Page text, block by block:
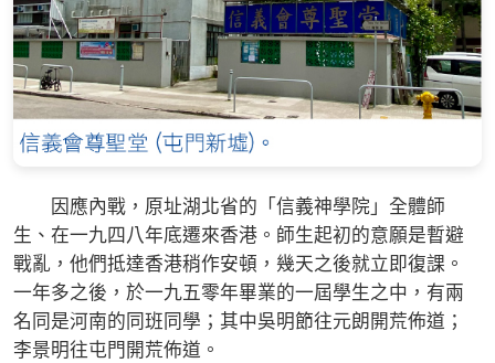
因應內戰，原址湖北省的「信義神學院」全體師
生、在一九四八年底遷來香港。師生起初的意願是暫避
戰亂，他們抵達香港稍作安頓，幾天之後就立即復課。
一年多之後，於一九五零年畢業的一屆學生之中，有兩
名同是河南的同班同學；其中吳明節往元朗開荒佈道；
李景明往屯門開荒佈道。